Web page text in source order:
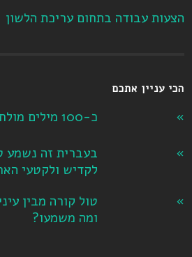
הצעות עבודה בתחום עריכת הלשון
הכי עניין אתכם
כ-100 מילים מולחמות
בעברית זה נשמע
לקדיש ולקטעי
טול קורה מבין
ומה משמעו?